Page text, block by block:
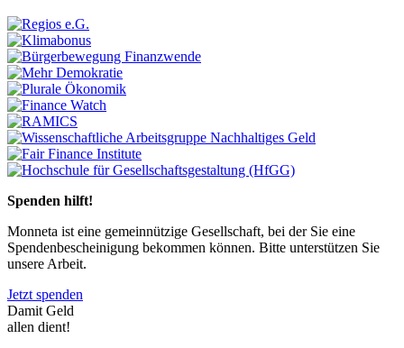
Spenden hilft!
Monneta ist eine gemeinnützige Gesellschaft, bei der Sie eine
Spendenbescheinigung bekommen können. Bitte unterstützen Sie
unsere Arbeit.
Jetzt spenden
Damit Geld
allen dient!